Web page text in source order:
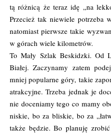
tą różnicą że teraz idę „na
Przecież tak niewiele potrzeba
natomiast pierwsze takie
w górach wiele kilometrów.
To Mały Szlak Beskidzki. Od
Białej. Zaczynamy zatem
mniej popularne góry, takie
atrakcyjne. Trzeba jednak je
nie doceniamy tego co mamy
niskie, bo za bliskie, bo za
także będzie. Bo planuję